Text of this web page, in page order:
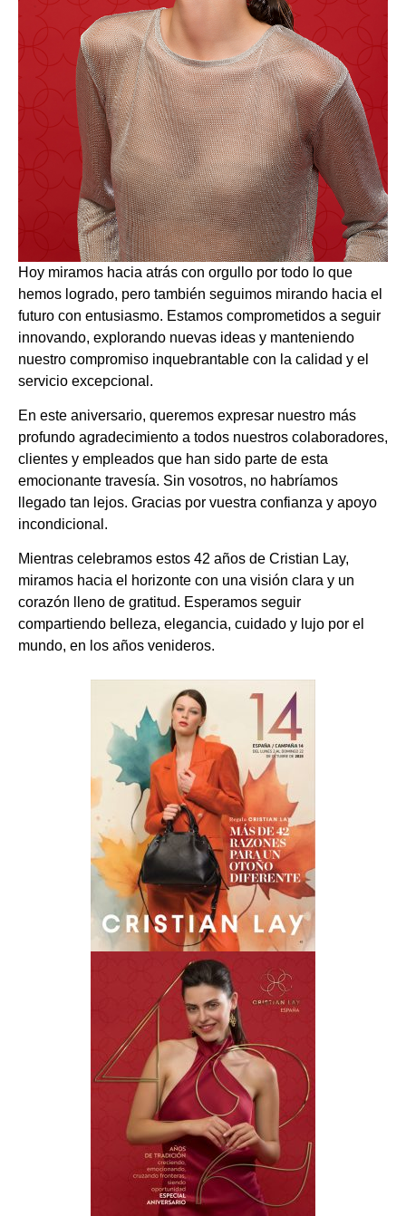
Hoy miramos hacia atrás con orgullo por todo lo que
hemos logrado, pero también seguimos mirando hacia el
futuro con entusiasmo. Estamos comprometidos a seguir
innovando, explorando nuevas ideas y manteniendo
nuestro compromiso inquebrantable con la calidad y el
servicio excepcional.
En este aniversario, queremos expresar nuestro más
profundo agradecimiento a todos nuestros colaboradores,
clientes y empleados que han sido parte de esta
emocionante travesía. Sin vosotros, no habríamos
llegado tan lejos. Gracias por vuestra confianza y apoyo
incondicional.
Mientras celebramos estos 42 años de Cristian Lay,
miramos hacia el horizonte con una visión clara y un
corazón lleno de gratitud. Esperamos seguir
compartiendo belleza, elegancia, cuidado y lujo por el
mundo, en los años venideros.